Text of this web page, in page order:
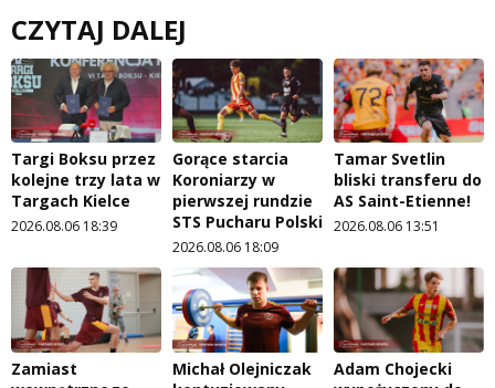
CZYTAJ DALEJ
Targi Boksu przez
kolejne trzy lata w
Targach Kielce
2026.08.06 18:39
Gorące starcia
Koroniarzy w
pierwszej rundzie
STS Pucharu Polski
2026.08.06 18:09
Tamar Svetlin
bliski transferu do
AS Saint-Etienne!
2026.08.06 13:51
Zamiast
Michał Olejniczak
Adam Chojecki